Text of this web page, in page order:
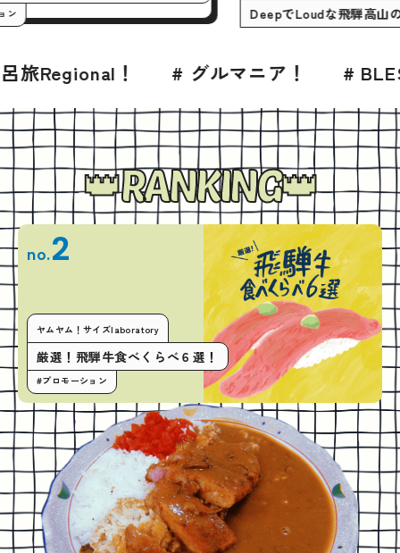
#プロモーション DeepでLoudな
# グルマニア！ # BLESS 2026年7月
RANKING
no.2
ヤムヤム！サイズlaboratory
厳選！飛騨牛食べくらべ６選！
#プロモーション